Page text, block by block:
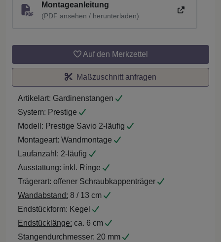
Montageanleitung
(PDF ansehen / herunterladen)
Auf den Merkzettel
Maßzuschnitt anfragen
Artikelart: Gardinenstangen
System: Prestige
Modell: Prestige Savio 2-läufig
Montageart: Wandmontage
Laufanzahl: 2-läufig
Ausstattung: inkl. Ringe
Trägerart: offener Schraubkappenträger
Wandabstand: 8 / 13 cm
Endstückform: Kegel
Endstücklänge: ca. 6 cm
Stangendurchmesser: 20 mm